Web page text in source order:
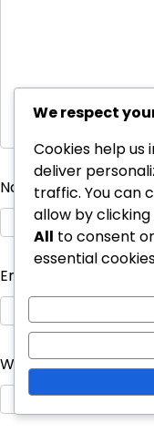
Name*
Email
Website
We respect
Cookies help us
deliver
traffic. You can
allow by clicking
All to consent or
essential